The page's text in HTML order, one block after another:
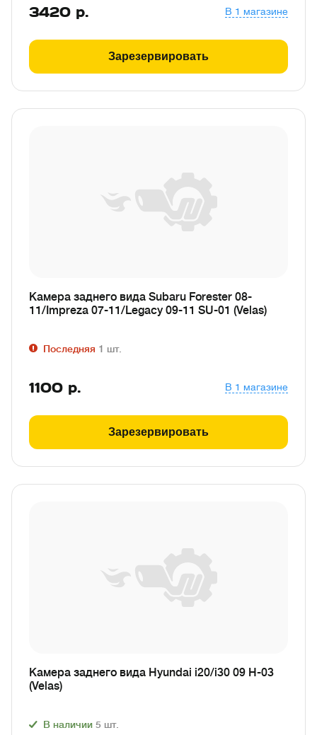
3420 р. В 1 магазине
Зарезервировать
Камера заднего вида Subaru Forester 08-
11/Impreza 07-11/Legacy 09-11 SU-01 (Velas)
Последняя 1 шт.
1100 р. В 1 магазине
Зарезервировать
Камера заднего вида Hyundai i20/i30 09 H-03
(Velas)
В наличии 5 шт.